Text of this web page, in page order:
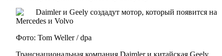
Фото: Tom Weller / dpa
Транснациональная компания Daimler и китайская Geely